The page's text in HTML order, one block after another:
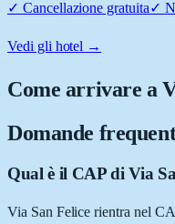
✓ Cancellazione gratuita✓
Vedi gli hotel →
Come arrivare a
Domande
Qual è il CAP di Via
Via San Felice rientra nel